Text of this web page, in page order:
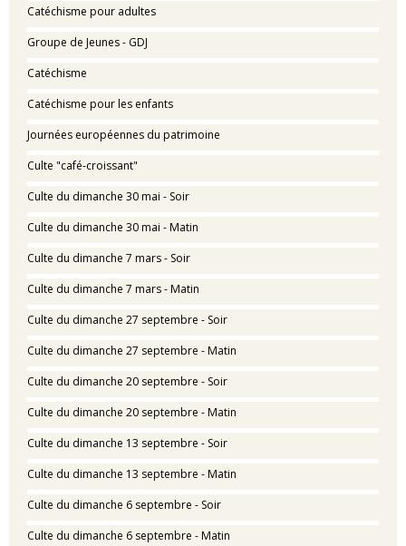
Catéchisme pour adultes
Groupe de Jeunes - GDJ
Catéchisme
Catéchisme pour les enfants
Journées européennes du patrimoine
Culte "café-croissant"
Culte du dimanche 30 mai - Soir
Culte du dimanche 30 mai - Matin
Culte du dimanche 7 mars - Soir
Culte du dimanche 7 mars - Matin
Culte du dimanche 27 septembre - Soir
Culte du dimanche 27 septembre - Matin
Culte du dimanche 20 septembre - Soir
Culte du dimanche 20 septembre - Matin
Culte du dimanche 13 septembre - Soir
Culte du dimanche 13 septembre - Matin
Culte du dimanche 6 septembre - Soir
Culte du dimanche 6 septembre - Matin